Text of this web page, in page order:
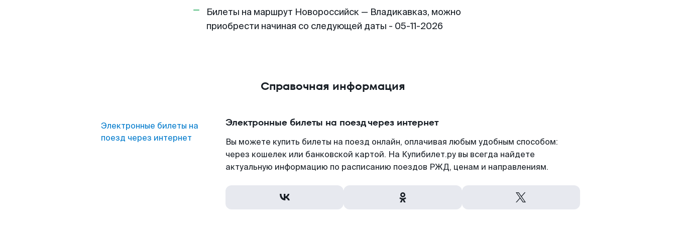
Билеты на маршрут Новороссийск — Владикавказ, можно
приобрести начиная со следующей даты - 05-11-2026
Справочная информация
Электронные билеты на
поезд через интернет
Электронные билеты на поезд через интернет
Вы можете купить билеты на поезд онлайн, оплачивая любым удобным способом:
через кошелек или банковской картой. На Купибилет.ру вы всегда найдете
актуальную информацию по расписанию поездов РЖД, ценам и направлениям.